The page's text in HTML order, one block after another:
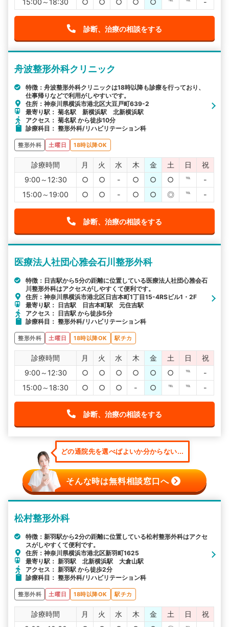
15:00～18:30
○ ○ ○ ○ ○ ℡ ℡ -
診断、治療の相談をする
舟波整形外科クリニック
特徴：舟波整形外科クリニックは18時以降も診療を行っており、
仕事帰りなどで利用がしやすいです。
住所：神奈川県横浜市港北区大豆戸町639-2
最寄り駅： 菊名駅 新横浜駅 北新横浜駅
アクセス： 菊名駅 から徒歩10分
診療科目： 整形外科/リハビリテーション科
整形外科 土曜日 18時以降OK
診療時間 月 火 水 木 金 土 日
祝
9:00～12:30
○ ○ - ○ ○ ○ ℡
-
15:00～19:00
○ ○ - ○ ○ ◎ ℡ -
診断、治療の相談をする
医療法人社団心雅会石川整形外科
特徴：日吉駅から5分の距離に位置している医療法人社団心雅会石
川整形外科はアクセスがしやすくて便利です。
住所：神奈川県横浜市港北区日吉本町1丁目15-4RSビル1・2F
最寄り駅： 日吉駅 日吉本町駅 元住吉駅
アクセス： 日吉駅 から徒歩5分
診療科目： 整形外科/リハビリテーション科
整形外科 土曜日 18時以降OK 駅チカ
診療時間 月 火 水 木 金 土 日
祝
9:00～12:30
○ ○ ○ ○ ○ ○ ℡
-
15:00～18:30
○ ○ ○ - ○ ℡ ℡ -
診断、治療の相談をする
どの通院先を選べばよいか分からない...
そんな時は無料相談窓口へ
松村整形外科
特徴：新羽駅から2分の距離に位置している松村整形外科はアクセ
スがしやすくて便利です。
住所：神奈川県横浜市港北区新羽町1625
最寄り駅： 新羽駅 北新横浜駅 大倉山駅
アクセス： 新羽駅 から徒歩2分
診療科目： 整形外科/リハビリテーション科
整形外科 土曜日 18時以降OK 駅チカ
診療時間 月 火 水 木 金 土 日
祝